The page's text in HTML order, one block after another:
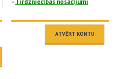
- Тirdzniecības nosacījumi
ATVĒRT KONTU